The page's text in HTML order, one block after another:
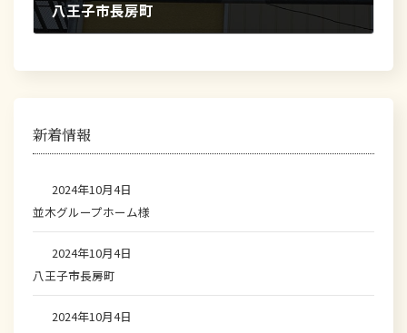
八王子市長房町
新着情報
2024年10月4日
並木グループホーム様
2024年10月4日
八王子市長房町
2024年10月4日